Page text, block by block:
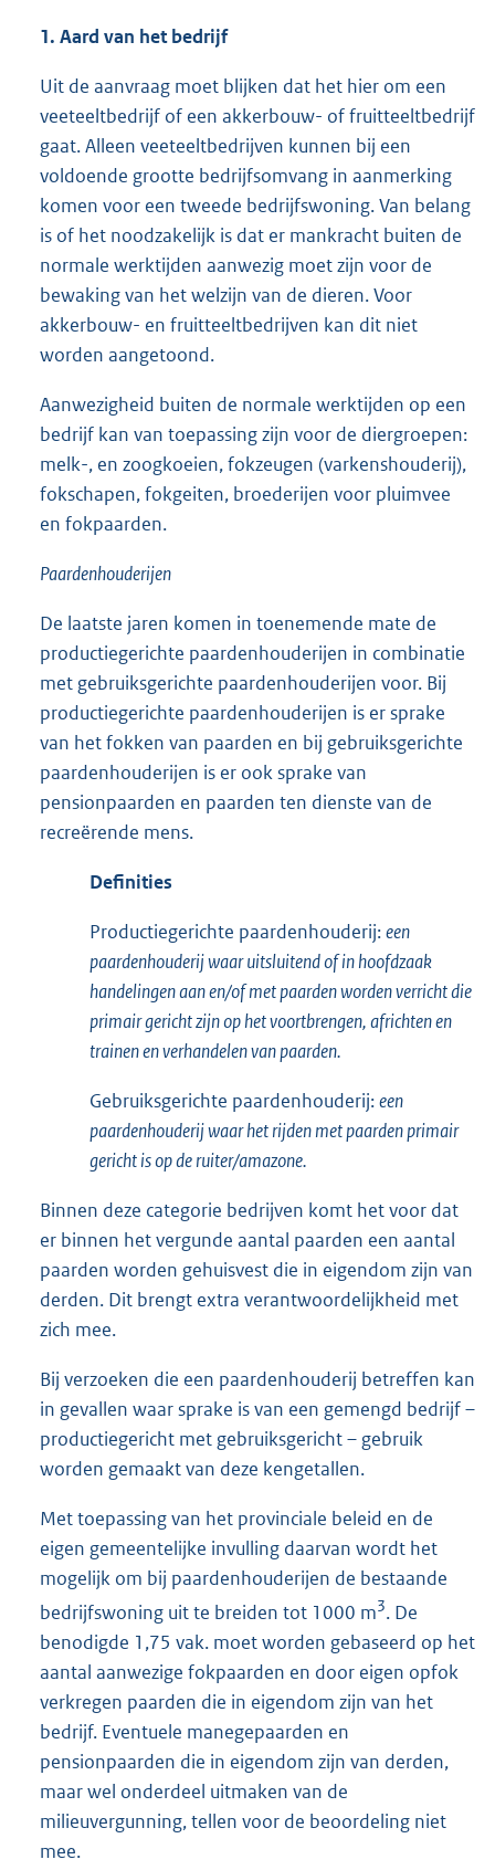
1. Aard van het bedrijf
Uit de aanvraag moet blijken dat het hier om een
veeteeltbedrijf of een akkerbouw- of fruitteeltbedrijf
gaat. Alleen veeteeltbedrijven kunnen bij een
voldoende grootte bedrijfsomvang in aanmerking
komen voor een tweede bedrijfswoning. Van belang
is of het noodzakelijk is dat er mankracht buiten de
normale werktijden aanwezig moet zijn voor de
bewaking van het welzijn van de dieren. Voor
akkerbouw- en fruitteeltbedrijven kan dit niet
worden aangetoond.
Aanwezigheid buiten de normale werktijden op een
bedrijf kan van toepassing zijn voor de diergroepen:
melk-, en zoogkoeien, fokzeugen (varkenshouderij),
fokschapen, fokgeiten, broederijen voor pluimvee
en fokpaarden.
Paardenhouderijen
De laatste jaren komen in toenemende mate de
productiegerichte paardenhouderijen in combinatie
met gebruiksgerichte paardenhouderijen voor. Bij
productiegerichte paardenhouderijen is er sprake
van het fokken van paarden en bij gebruiksgerichte
paardenhouderijen is er ook sprake van
pensionpaarden en paarden ten dienste van de
recreërende mens.
Definities
Productiegerichte paardenhouderij:een
paardenhouderij waar uitsluitend of in hoofdzaak
handelingen aan en/of met paarden worden verricht die
primair gericht zijn op het voortbrengen, africhten en
trainen en verhandelen van paarden.
Gebruiksgerichte paardenhouderij:een
paardenhouderij waar het rijden met paarden primair
gericht is op de ruiter/amazone.
Binnen deze categorie bedrijven komt het voor dat
er binnen het vergunde aantal paarden een aantal
paarden worden gehuisvest die in eigendom zijn van
derden. Dit brengt extra verantwoordelijkheid met
zich mee.
Bij verzoeken die een paardenhouderij betreffen kan
in gevallen waar sprake is van een gemengd bedrijf –
productiegericht met gebruiksgericht – gebruik
worden gemaakt van deze kengetallen.
Met toepassing van het provinciale beleid en de
eigen gemeentelijke invulling daarvan wordt het
mogelijk om bij paardenhouderijen de bestaande
bedrijfswoning uit te breiden tot 1000 m3. De
benodigde 1,75 vak. moet worden gebaseerd op het
aantal aanwezige fokpaarden en door eigen opfok
verkregen paarden die in eigendom zijn van het
bedrijf. Eventuele manegepaarden en
pensionpaarden die in eigendom zijn van derden,
maar wel onderdeel uitmaken van de
milieuvergunning, tellen voor de beoordeling niet
mee.